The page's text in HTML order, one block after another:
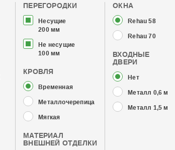
ПЕРЕГОРОДКИ
Несущие
200 мм
Не несущие
100 мм
КРОВЛЯ
Временная
Металлочерепица
Мягкая
МАТЕРИАЛ
ВНЕШНЕЙ ОТДЕЛКИ
ОКНА
Rehau 58
Rehau 70
ВХОДНЫЕ
ДВЕРИ
Нет
Металл 0,6 мм
Металл 1,5 мм